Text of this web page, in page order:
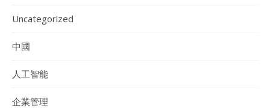
Uncategorized
中國
人工智能
企業管理